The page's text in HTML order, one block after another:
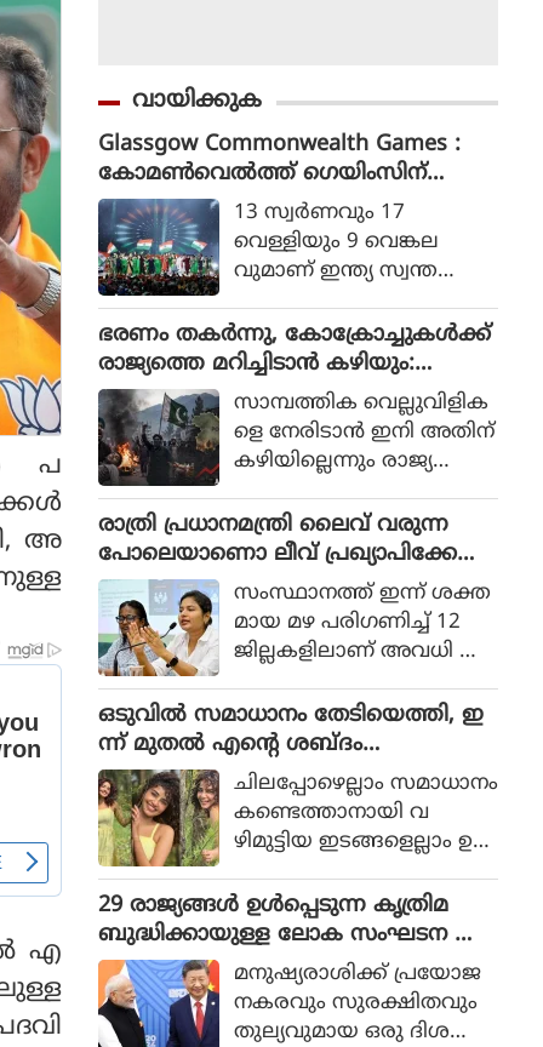
പ
അ
എ
വായിക്കുക
Glassgow Commonwealth Games :
കോമൺവെൽത്ത് ഗെയിംസിന്
ഗ്ലാസ്ഗോയിൽ കൊടിയിറങ്ങി, മെഡ
ൽ നേട്ടത്തിൽ ഇന്ത്യ നാലാമത്
13 സ്വര്‍ണവും 17
വെള്ളിയും 9 വെങ്കല
വുമാണ് ഇന്ത്യ സ്വന്ത
ഭരണം തകര്‍ന്നു, കോക്രോച്ചുകള്‍ക്ക്
രാജ്യത്തെ മറിച്ചിടാന്‍ കഴിയും:
പാകിസ്ഥാന്‍ ആഭ്യന്തര മന്ത്രി
മൊഹ്സിന്‍ നഖ്വി
സാമ്പത്തിക വെല്ലുവിളിക
ളെ നേരിടാന്‍ ഇനി അതിന്
കഴിയില്ലെന്നും രാജ്യത്തെ
മൊഹ്സിന്‍ നഖ്വി
വ്യാഴാഴ്ച പറഞ്ഞു. കര
സേനാ മേധാവി ഫീല്‍ഡ്
മാര്‍ഷല്‍ സയ്യിദ് അസിം
മുനീറിന്റെ അടുത്ത
യാളായി അറിയപ്പെടുന്ന ന
ഖ്വി പാകിസ്ഥാന്റെ
കോക്രോച്ചുകള്‍ ഒ
ന്നിച്ചാല്‍ രാജ്യത്തെ മ
റിച്ചിടാന്‍ കഴിയുമെന്ന് പറ
ഞ്ഞു.
രാത്രി പ്രധാനമന്ത്രി ലൈവ് വരുന്ന
പോലെയാണൊ ലീവ് പ്രഖ്യാപിക്കേണ്ട
ത്, എറണാകുളം ജില്ലാ കളക്ടർ
ക്കെതിരെ വിമർശനം
സംസ്ഥാനത്ത് ഇന്ന് ശക്ത
മായ മഴ പരിഗണിച്ച് 12
ജില്ലകളിലാണ് അവധി പ്ര
ഒടുവില്‍ സമാധാനം തേടിയെത്തി, ഇ
ന്ന് മുതല്‍ എന്റെ ശബ്ദം
തിരെഞ്ഞെടുക്കുന്നു, പോസ്റ്റുമായി
അനുപമ പരമേശ്വരന്‍, ഒരു ബ്രെയ്ക്ക
പ്പ് മണക്കുന്നുവെന്ന് സോഷ്യല്‍
മീഡിയ
ചിലപ്പോഴെല്ലാം സമാധാനം
കണ്ടെത്താനായി വ
ഴിമുട്ടിയ ഇടങ്ങളെല്ലാം ഉ
രും.
29 രാജ്യങ്ങള്‍ ഉള്‍പ്പെടുന്ന കൃത്രിമ
ബുദ്ധിക്കായുള്ള ലോക സംഘടന ആ
രംഭിച്ച് ചൈന; ഇന്ത്യ ഇല്ലമനുഷ്യരാശിക്ക് പ്രയോജ
നകരവും സുരക്ഷിതവും
തുല്യവുമായ ഒരു ദിശ